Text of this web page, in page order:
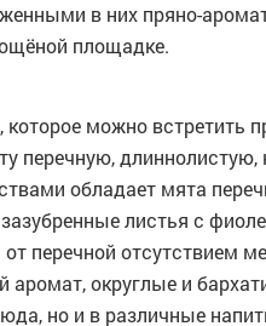
в них пряно-
площадке.
которое можно встретить
перечную,
обладает мята
листья с
от перечной отсутствием
аромат, округлые и
но и в различные